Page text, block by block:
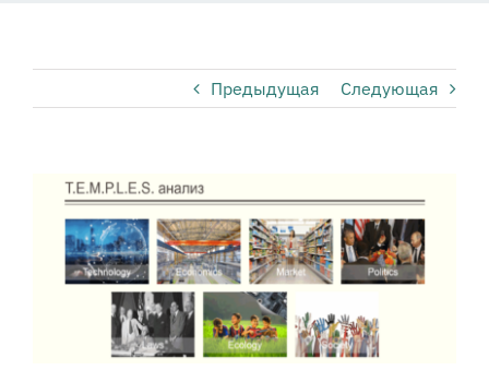
Предыдущая Следующая
View
Larger
Image